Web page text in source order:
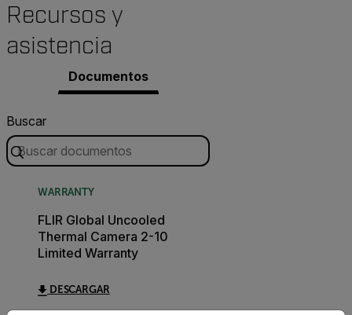
Recursos y
asistencia
Documentos
Buscar
WARRANTY
FLIR Global Uncooled
Thermal Camera 2-10
Limited Warranty
DESCARGAR